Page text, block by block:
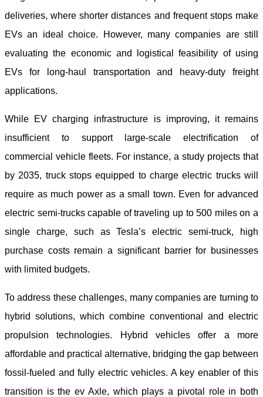
deliveries, where shorter distances and frequent stops make
EVs an ideal choice. However, many companies are still
evaluating the economic and logistical feasibility of using
EVs for long-haul transportation and heavy-duty freight
applications.
While EV charging infrastructure is improving, it remains
insufficient to support large-scale electrification of
commercial vehicle fleets. For instance, a study projects that
by 2035, truck stops equipped to charge electric trucks will
require as much power as a small town. Even for advanced
electric semi-trucks capable of traveling up to 500 miles on a
single charge, such as Tesla’s electric semi-truck, high
purchase costs remain a significant barrier for businesses
with limited budgets.
To address these challenges, many companies are turning to
hybrid solutions, which combine conventional and electric
propulsion technologies. Hybrid vehicles offer a more
affordable and practical alternative, bridging the gap between
fossil-fueled and fully electric vehicles. A key enabler of this
transition is the ev Axle, which plays a pivotal role in both